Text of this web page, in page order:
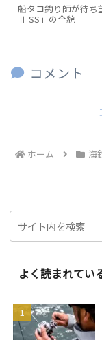
船タコ釣り師が待ち
Ⅱ SS」の全貌
コメント
ホーム 海
よく読まれてい